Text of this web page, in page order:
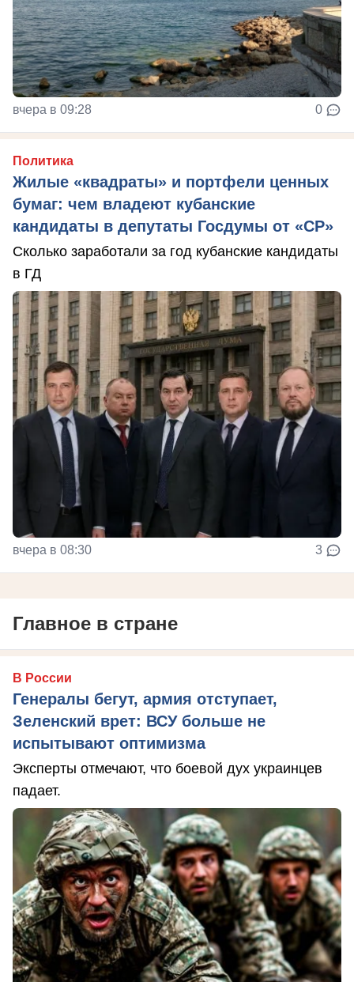
вчера в 09:28 0
Политика
Жилые «квадраты» и портфели ценных
бумаг: чем владеют кубанские
кандидаты в депутаты Госдумы от «СР»
Сколько заработали за год кубанские кандидаты
в ГД
вчера в 08:30 3
Главное в стране
В России
Генералы бегут, армия отступает,
Зеленский врет: ВСУ больше не
испытывают оптимизма
Эксперты отмечают, что боевой дух украинцев
падает.